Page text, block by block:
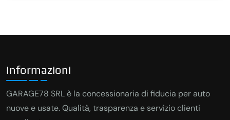
Informazioni
GARAGE78 SRL è la concessionaria di fiducia per auto
nuove e usate. Qualità, trasparenza e servizio clienti